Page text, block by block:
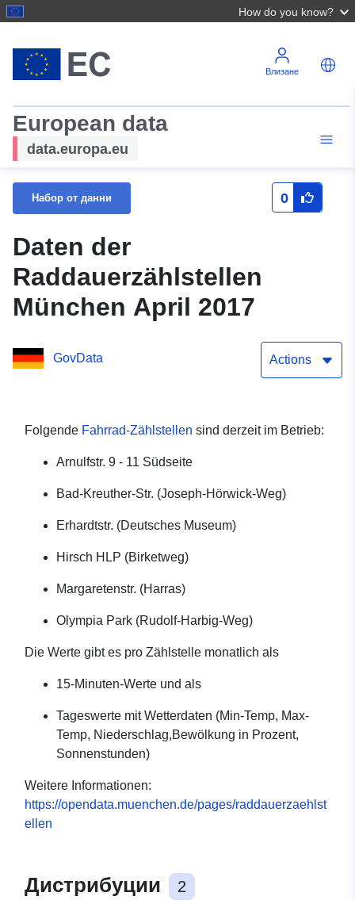
How do you know?
Влизане
European data
data.europa.eu
Набор от данни 0
Daten der
Raddauerzählstellen
München April 2017
GovData Actions
Folgende Fahrrad-Zählstellen sind derzeit im Betrieb:
Arnulfstr. 9 - 11 Südseite
Bad-Kreuther-Str. (Joseph-Hörwick-Weg)
Erhardtstr. (Deutsches Museum)
Hirsch HLP (Birketweg)
Margaretenstr. (Harras)
Olympia Park (Rudolf-Harbig-Weg)
Die Werte gibt es pro Zählstelle monatlich als
15-Minuten-Werte und als
Tageswerte mit Wetterdaten (Min-Temp, Max-
Temp, Niederschlag,Bewölkung in Prozent,
Sonnenstunden)
Weitere Informationen:
https://opendata.muenchen.de/pages/raddauerzaehlst
ellen
Дистрибуции 2